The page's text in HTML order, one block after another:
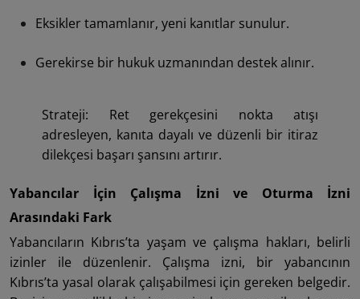
Eksikler tamamlanır, yeni kanıtlar sunulur.
Gerekirse bir hukuk uzmanından destek alınır.
Strateji: Ret gerekçesini nokta atışı
adresleyen, kanıta dayalı ve düzenli bir itiraz
dilekçesi başarı şansını artırır.
Yabancılar İçin Çalışma İzni ve Oturma İzni
Arasındaki Fark
Yabancıların Kıbrıs’ta yaşam ve çalışma hakları, belirli
izinler ile düzenlenir. Çalışma izni, bir yabancının
Kıbrıs’ta yasal olarak çalışabilmesi için gereken belgedir.